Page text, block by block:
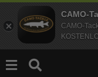
CAMO-
CAMO-